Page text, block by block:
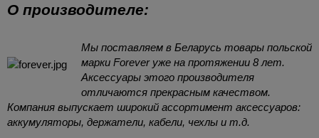
О производителе:
Мы поставляем в Беларусь товары польской
марки Forever уже на протяжении 8 лет.
Аксессуары этого производителя
отличаются прекрасным качеством.
Компания выпускает широкий ассортимент аксессуаров:
аккумуляторы, держатели, кабели, чехлы и т.д.